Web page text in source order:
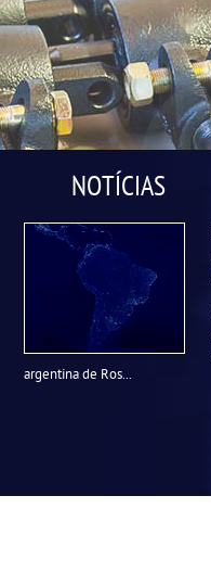
NOTÍCIAS
argentina de Ros...